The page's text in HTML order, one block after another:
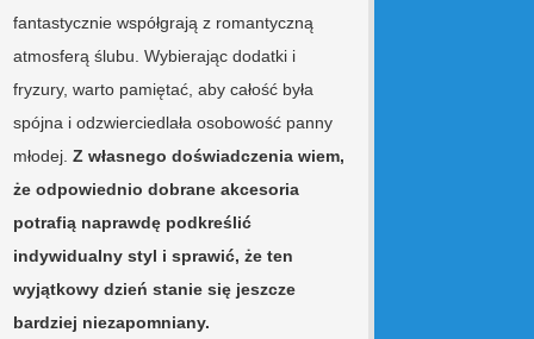
fantastycznie współgrają z romantyczną
atmosferą ślubu. Wybierając dodatki i
fryzury, warto pamiętać, aby całość była
spójna i odzwierciedlała osobowość panny
młodej.Z własnego doświadczenia wiem,
że odpowiednio dobrane akcesoria
potrafią naprawdę podkreślić
indywidualny styl i sprawić, że ten
wyjątkowy dzień stanie się jeszcze
bardziej niezapomniany.